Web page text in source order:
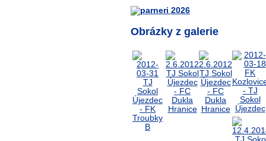
Obrázky z galerie